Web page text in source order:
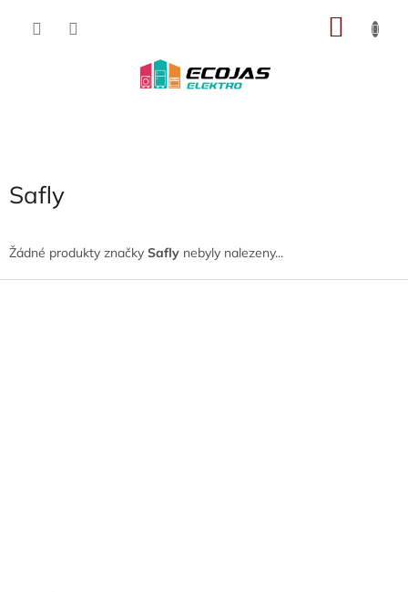
Safly
Žádné produkty značky Safly nebyly nalezeny...